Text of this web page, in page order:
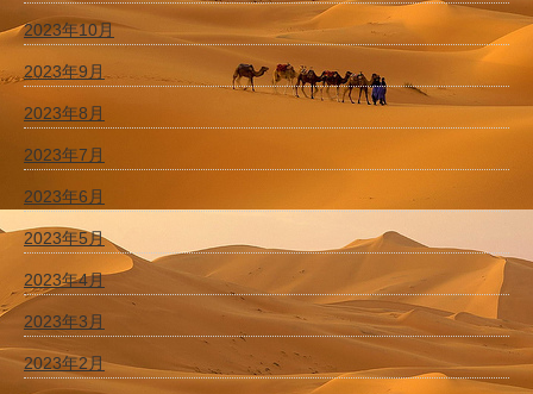
2023年10月
2023年9月
2023年8月
2023年7月
2023年6月
2023年5月
2023年4月
2023年3月
2023年2月